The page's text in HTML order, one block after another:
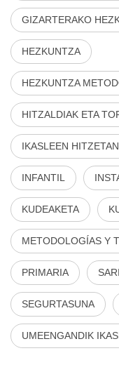
GIZARTERAKO
HEZKUNTZA
HEZKUNTZA
HITZALDIAK ETA
IKASLEEN HITZETAN
INFANTIL
KUDEAKETA
METODOLOGÍAS Y
PRIMARIA
SEGURTASUNA
UMEENGANDIK